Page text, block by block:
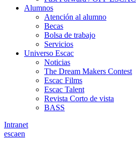
Alumnos
Atención al alumno
Becas
Bolsa de trabajo
Servicios
Universo Escac
Noticias
The Dream Makers Contest
Escac Films
Escac Talent
Revista Corto de vista
BASS
Intranet
escaen